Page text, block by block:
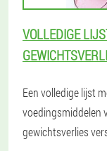
VOLLEDIGE
Een volledige lijst
voedingsmiddelen
gewichtsverlies